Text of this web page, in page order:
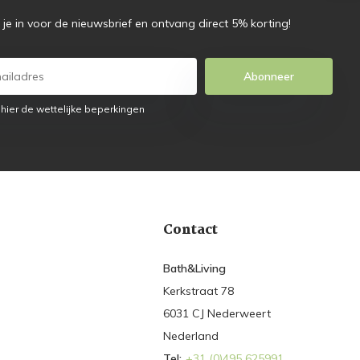
je in voor de nieuwsbrief en ontvang direct 5% korting!
Abonneer
de wettelijke beperkingen
Contact
Bath&Living
Kerkstraat 78
6031 CJ Nederweert
Nederland